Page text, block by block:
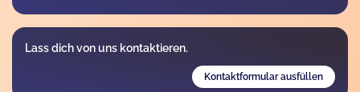
Lass dich von uns kontaktieren.
Kontaktformular ausfüllen